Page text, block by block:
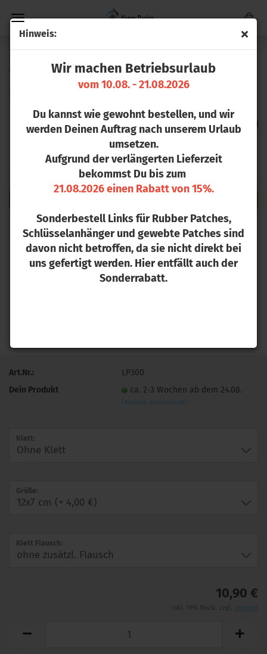
Hin­weis:
Wir machen Betriebsurlaub
vom 10.08. - 21.08.2026
Du kannst wie gewohnt bestellen, und wir
werden Deinen Auftrag nach unserem Urlaub
umsetzen.
Aufgrund der verlängerten Lieferzeit
bekommst Du bis zum
21.08.2026 einen Rabatt von 15%.
Sonderbestell Links für Rubber Patches,
Schlüsselanhänger und gewebte Patches sind
davon nicht betroffen, da sie nicht direkt bei
uns gefertigt werden. Hier entfällt auch der
Sonderrabatt.
16
Artikel in dieser Kategorie
Art.Nr.:
LP300
Dein Produkt
ca. 2-3 Wochen ab dem 24.08.
(Ausland abweichend)
Klett:
Größe:
Klett Flausch:
10,90 €
Versand